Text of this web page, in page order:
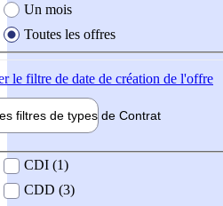
Un mois
Toutes les offres
le filtre de date de création de l'offre
filtres de types de Contrat
contrat
CDI (1)
CDD (3)